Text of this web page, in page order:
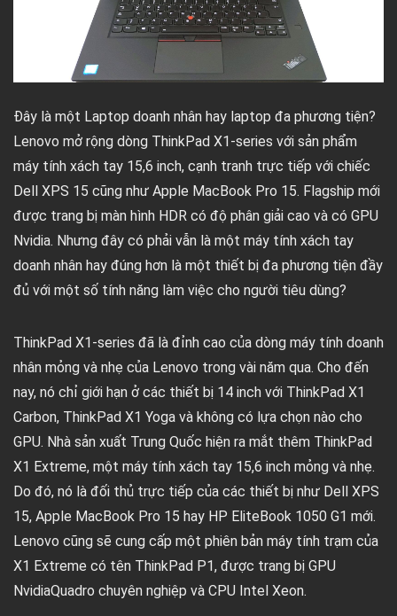
Đây là một Laptop doanh nhân hay laptop đa phương tiện?
Lenovo mở rộng dòng ThinkPad X1-series với sản phẩm
máy tính xách tay 15,6 inch, cạnh tranh trực tiếp với chiếc
Dell XPS 15 cũng như Apple MacBook Pro 15. Flagship mới
được trang bị màn hình HDR có độ phân giải cao và có GPU
Nvidia. Nhưng đây có phải vẫn là một máy tính xách tay
doanh nhân hay đúng hơn là một thiết bị đa phương tiện đầy
đủ với một số tính năng làm việc cho người tiêu dùng?
ThinkPad X1-series đã là đỉnh cao của dòng máy tính doanh
nhân mỏng và nhẹ của Lenovo trong vài năm qua. Cho đến
nay, nó chỉ giới hạn ở các thiết bị 14 inch với ThinkPad X1
Carbon, ThinkPad X1 Yoga và không có lựa chọn nào cho
GPU. Nhà sản xuất Trung Quốc hiện ra mắt thêm ThinkPad
X1 Extreme, một máy tính xách tay 15,6 inch mỏng và nhẹ.
Do đó, nó là đối thủ trực tiếp của các thiết bị như Dell XPS
15, Apple MacBook Pro 15 hay HP EliteBook 1050 G1 mới.
Lenovo cũng sẽ cung cấp một phiên bản máy tính trạm của
X1 Extreme có tên ThinkPad P1, được trang bị GPU
NvidiaQuadro chuyên nghiệp và CPU Intel Xeon.